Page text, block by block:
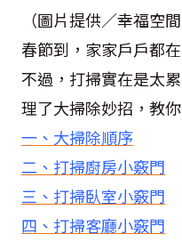
（圖片提供／幸福空間
春節到，家家戶戶都
不過，打掃實在是太
理了大掃除妙招，教
一、大掃除順序
二、打掃廚房小竅門
三、打掃臥室小竅門
四、打掃客廳小竅門